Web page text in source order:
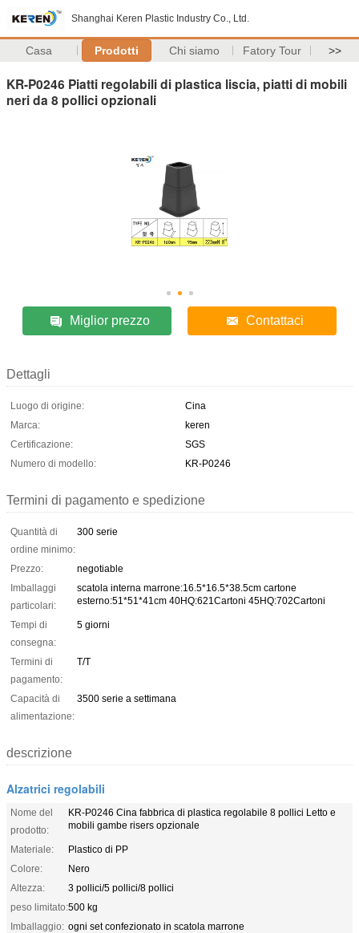
Shanghai Keren Plastic Industry Co., Ltd.
Casa Prodotti Chi siamo Fatory Tour >>
KR-P0246 Piatti regolabili di plastica liscia, piatti di mobili
neri da 8 pollici opzionali
Miglior prezzo Contattaci
Dettagli
Luogo di origine:
Cina
Marca:
keren
Certificazione:
SGS
Numero di modello:
KR-P0246
Termini di pagamento e spedizione
Quantità di
ordine minimo:
300 serie
Prezzo:
negotiable
Imballaggi
particolari:
scatola interna marrone:16.5*16.5*38.5cm cartone
esterno:51*51*41cm 40HQ:621Cartoni 45HQ:702Cartoni
Tempi di
consegna:
5 giorni
Termini di
pagamento:
T/T
Capacità di
alimentazione:
3500 serie a settimana
descrizione
Alzatrici regolabili
Nome del
prodotto:
KR-P0246 Cina fabbrica di plastica regolabile 8 pollici Letto e
mobili gambe risers opzionale
Materiale:
Plastico di PP
Colore:
Nero
Altezza:
3 pollici/5 pollici/8 pollici
peso limitato:500 kg
Imballaggio: ogni set confezionato in scatola marrone